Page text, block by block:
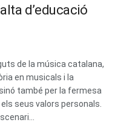
d’educació
de la música catalana,
en musicals i la
també per la fermesa
seus valors personals.